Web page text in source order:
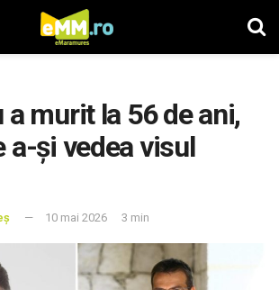
a murit la 56 de ani,
a-și vedea visul
10 mai 2026 3 min